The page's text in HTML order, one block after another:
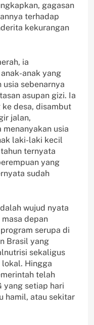
gagasan
terhadap
kekurangan
ia
anak yang
usia sebenarnya
asupan gizi. Ia
desa, disambut
jalan,
usia
laki-laki kecil
ternyata
yang
sudah
wujud nyata
depan
serupa di
Brasil yang
sekaligus
Hingga
telah
yang setiap hari
hamil, atau sekitar